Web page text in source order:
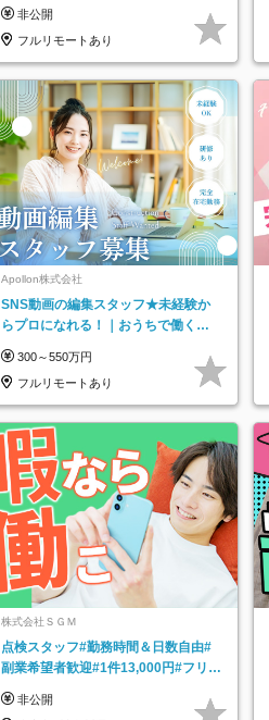
託
非公開
フルリモートあり
Apollon株式会社
SNS動画の編集スタッフ★未経験か
らプロになれる！｜おうちで働くフ
300～550万円
フルリモートあり
株式会社ＳＧＭ
点検スタッフ#勤務時間＆日数自由#
副業希望者歓迎#1件13,000円#フリー
非公開